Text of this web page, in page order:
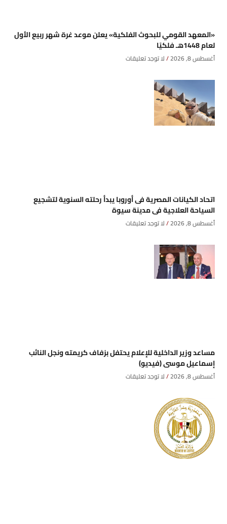
«المعهد القومي للبحوث الفلكية» يعلن موعد غرة شهر ربيع الأول
لعام 1448هـ فلكيًا
أغسطس 8, 2026 لا توجد تعليقات
اتحاد الكيانات المصرية فى أوروبا يبدأ رحلته السنوية لتشجيع
السياحة العلاجية فى مدينة سيوة
أغسطس 8, 2026 لا توجد تعليقات
مساعد وزير الداخلية للإعلام يحتفل بزفاف كريمته ونجل النائب
إسماعيل موسى (فيديو)
أغسطس 8, 2026 لا توجد تعليقات